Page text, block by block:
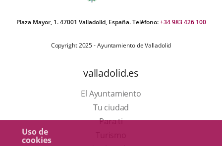
Uso de
cookies
Plaza Mayor, 1. 47001 Valladolid, España. Teléfono:+34 983 426 100
Copyright 2025 - Ayuntamiento de Valladolid
valladolid.es
El Ayuntamiento
Tu ciudad
Para ti